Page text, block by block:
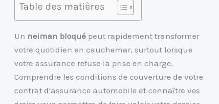
Table des matières
Un neiman bloqué peut rapidement transformer
votre quotidien en cauchemar, surtout lorsque
votre assurance refuse la prise en charge.
Comprendre les conditions de couverture de votre
contrat d’assurance automobile et connaître vos